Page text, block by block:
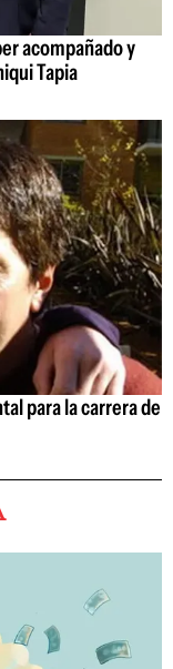
acompañado y
Tapia
para la carrera de